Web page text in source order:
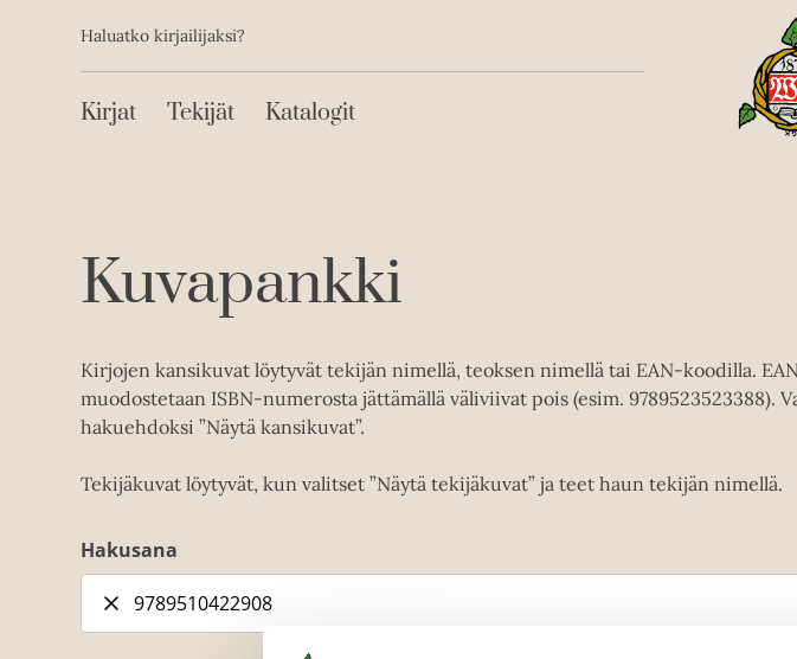
sisältöönToissijainen
Haluatko kirjailijaksi?
Päävalikko
Kirjat Tekijät Katalogit
Kuvapankki
Kirjojen kansikuvat löytyvät tekijän nimellä, teoksen nimellä tai EAN-koodilla.
muodostetaan ISBN-numerosta jättämällä väliviivat pois (esim. 9789523523388).
hakuehdoksi ”Näytä kansikuvat”.
Tekijäkuvat löytyvät, kun valitset ”Näytä tekijäkuvat” ja teet haun tekijän nimellä.
Hakusana